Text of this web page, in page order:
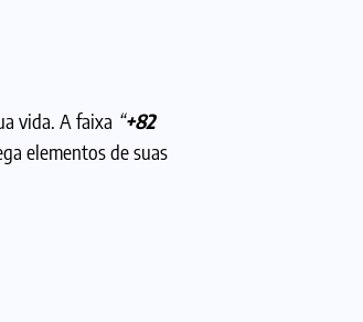
vida. A faixa “+82
elementos de suas